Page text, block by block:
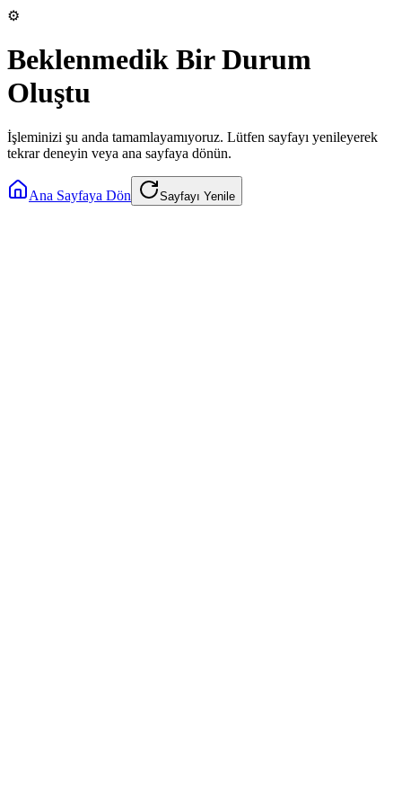
⚙️
Beklenmedik Bir Durum
Oluştu
İşleminizi şu anda tamamlayamıyoruz. Lütfen sayfayı yenileyerek
tekrar deneyin veya ana sayfaya dönün.
Ana Sayfaya Dön Sayfayı Yenile